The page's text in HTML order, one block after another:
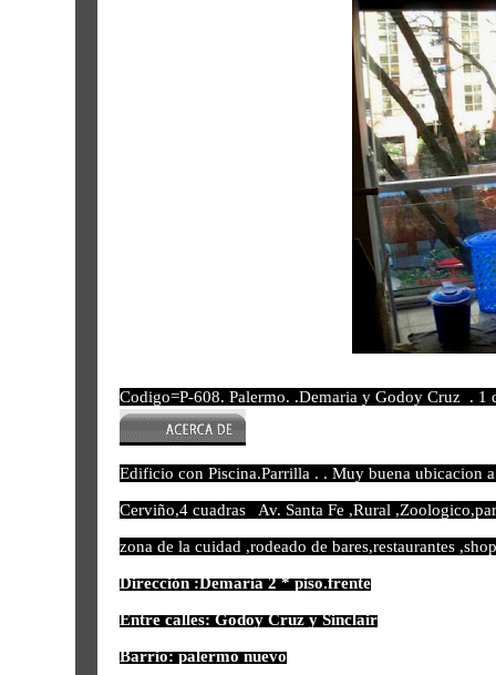
Codigo=P-608. Palermo. .Demaria y Godoy Cruz . 1
Edificio con Piscina.Parrilla . . Muy buena ubicacion
Cerviño,4 cuadras Av. Santa Fe ,Rural
zona de la cuidad ,rodeado de bares,restaurantes
Dirección :Demaria 2 * piso.frente
Entre calles: Godoy Cruz y Sinclair
Barrio: palermo nuevo